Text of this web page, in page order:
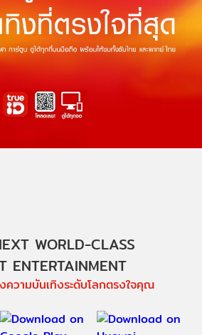
WORLD-CLASS
ENTERTAINMENT
ความบันเทิงระดับโลกตรงใจคุณ